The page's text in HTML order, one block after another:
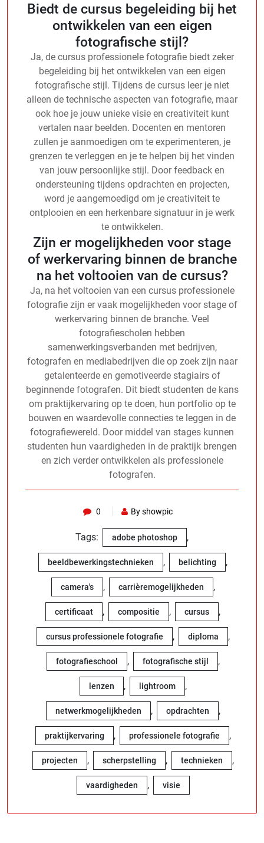
Biedt de cursus begeleiding bij het
ontwikkelen van een eigen
fotografische stijl?
Ja, de cursus professionele fotografie biedt zeker
begeleiding bij het ontwikkelen van een eigen
fotografische stijl. Tijdens de cursus leer je niet
alleen de technische aspecten van fotografie, maar
ook hoe je jouw unieke visie en creativiteit kunt
vertalen naar beelden. Docenten en mentoren
zullen je aanmoedigen om te experimenteren, je
grenzen te verleggen en je te helpen bij het vinden
van jouw persoonlijke stijl. Door feedback en
ondersteuning tijdens opdrachten en projecten,
word je aangemoedigd om je creativiteit te
ontplooien en een herkenbare signatuur in je werk
te ontwikkelen.
Zijn er mogelijkheden voor stage
of werkervaring binnen de branche
na het voltooien van de cursus?
Ja, na het voltooien van een cursus professionele
fotografie zijn er vaak mogelijkheden voor stage of
werkervaring binnen de branche. Veel
fotografiescholen hebben
samenwerkingsverbanden met bedrijven,
fotografen en mediabedrijven die op zoek zijn naar
getalenteerde en gemotiveerde stagiairs of
beginnende fotografen. Dit biedt studenten de kans
om praktijkervaring op te doen, hun portfolio op te
bouwen en waardevolle connecties te leggen in de
fotografiewereld. Door middel van stages kunnen
studenten hun vaardigheden in de praktijk brengen
en zich verder ontwikkelen als professionele
fotografen.
0 By showpic
Tags: adobe photoshop ,
beeldbewerkingstechnieken , belichting ,
camera's , carrièremogelijkheden ,
certificaat , compositie , cursus ,
cursus professionele fotografie , diploma ,
fotografieschool , fotografische stijl ,
lenzen , lightroom ,
netwerkmogelijkheden , opdrachten ,
praktijkervaring , professionele fotografie ,
projecten , scherpstelling , technieken ,
vaardigheden , visie